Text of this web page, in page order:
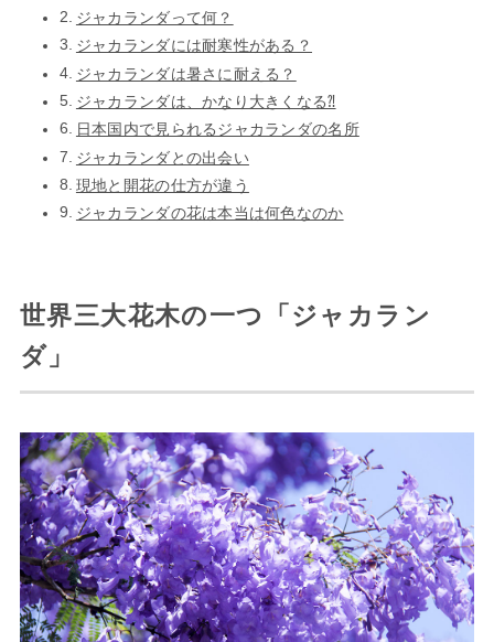
ジャカランダって何？
ジャカランダには耐寒性がある？
ジャカランダは暑さに耐える？
ジャカランダは、かなり大きくなる⁈
日本国内で見られるジャカランダの名所
ジャカランダとの出会い
現地と開花の仕方が違う
ジャカランダの花は本当は何色なのか
世界三大花木の一つ「ジャカラン
ダ」